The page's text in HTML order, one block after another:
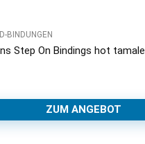
BINDUNGEN
Step On Bindings hot tamale
ZUM ANGEBOT